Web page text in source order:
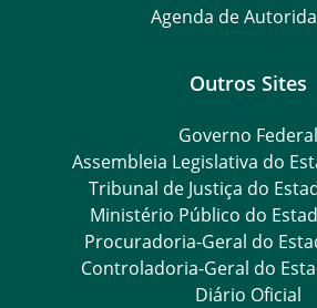
Agenda de
Outros Sites
Governo Federal
Assembleia Legislativa do
Tribunal de Justiça do
Ministério Público do
Procuradoria-Geral do
Controladoria-Geral do
Diário Oficial